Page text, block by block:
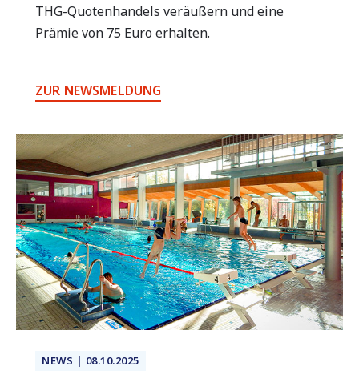
THG-Quotenhandels veräußern und eine
Prämie von 75 Euro erhalten.
ZUR NEWSMELDUNG
NEWS | 08.10.2025